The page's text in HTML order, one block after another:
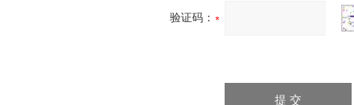
验证码：